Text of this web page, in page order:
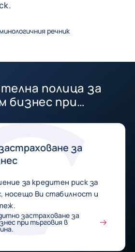
речник
полица за
бизнес при
за
за кредитен риск за
носещo Ви стабилност и
застраховане за
при търговия в